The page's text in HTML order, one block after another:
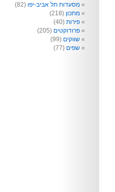
מסעדות תל אביב-יפו (82)
מתכון (218)
פירות (40)
פרודוקטים (205)
שווקים (99)
שפים (77)